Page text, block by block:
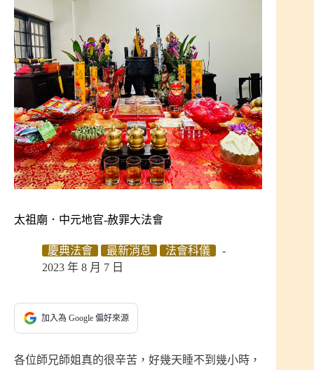
太祖廟．中元地官-赦罪大法會
慶典法會 最新消息
法會科儀
2023 年 8 月 7 日
加入為 Google 偏好來源
各位師兄師姐真的很辛苦，好幾天睡不到幾小時，